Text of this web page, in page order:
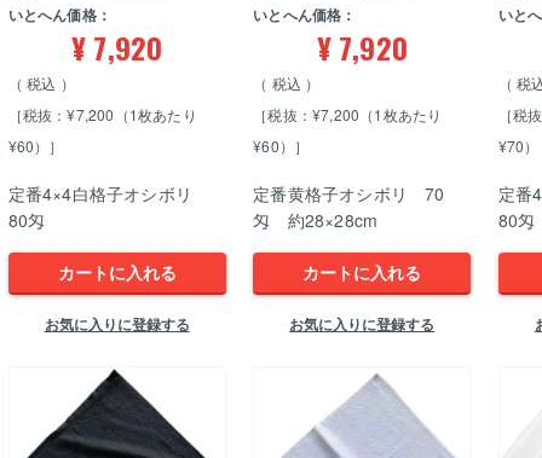
いとへん価格：
¥7,920
税込
［税抜：¥7,200（1枚あたり
¥60）］
定番4×4白格子オシボリ
80匁
カートに入れる
お気に入りに登録する
いとへん価格：
¥ 7,920
税込
［税抜：¥7,200（1枚あたり
¥60）］
定番黄格子オシボリ 70
匁 約28×28cm
カートに入れる
お気に入りに登録する
いと
税
［税
¥70
定番
80